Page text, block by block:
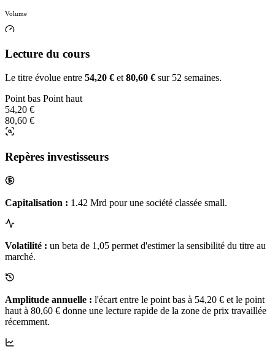
Volume
Lecture du cours
Le titre évolue entre 54,20 € et 80,60 € sur 52 semaines.
Point bas Point haut
54,20 €
80,60 €
Repères investisseurs
Capitalisation : 1.42 Mrd pour une société classée small.
Volatilité : un beta de 1,05 permet d'estimer la sensibilité du titre au
marché.
Amplitude annuelle : l'écart entre le point bas à 54,20 € et le point
haut à 80,60 € donne une lecture rapide de la zone de prix travaillée
récemment.